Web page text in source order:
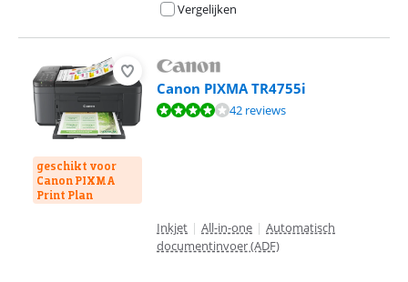
Vergelijken
geschikt voor
Canon PIXMA
Print Plan
Canon PIXMA TR4755i
Beoordeling is 8,1 van de 10, gebaseerd op 42 reviews.
42 reviews
Inkjet | All-in-one | Automatisch
documentinvoer (ADF)